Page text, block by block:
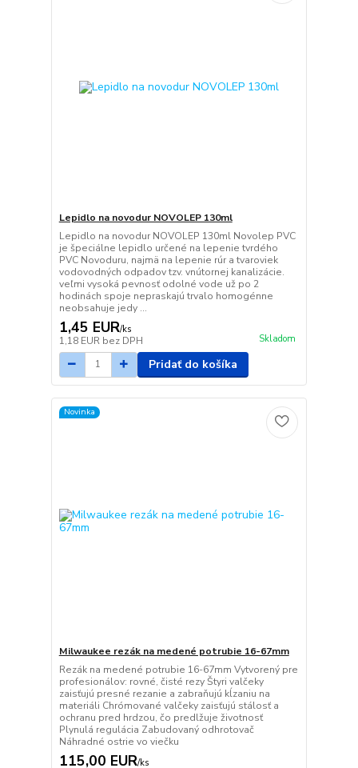
Lepidlo na novodur NOVOLEP 130ml
Lepidlo na novodur NOVOLEP 130ml Novolep PVC
je špeciálne lepidlo určené na lepenie tvrdého
PVC Novoduru, najmä na lepenie rúr a tvaroviek
vodovodných odpadov tzv. vnútornej kanalizácie.
veľmi vysoká pevnosť odolné vode už po 2
hodinách spoje nepraskajú trvalo homogénne
neobsahuje jedy ...
1,45 EUR/ks
1,18 EUR bez DPH Skladom
Pridať do košíka
Novinka
Milwaukee rezák na medené potrubie 16-67mm
Rezák na medené potrubie 16-67mm Vytvorený pre
profesionálov: rovné, čisté rezy Štyri valčeky
zaisťujú presné rezanie a zabraňujú kĺzaniu na
materiáli Chrómované valčeky zaisťujú stálosť a
ochranu pred hrdzou, čo predlžuje životnosť
Plynulá regulácia Zabudovaný odhrotovač
Náhradné ostrie vo viečku
115,00 EUR/ks